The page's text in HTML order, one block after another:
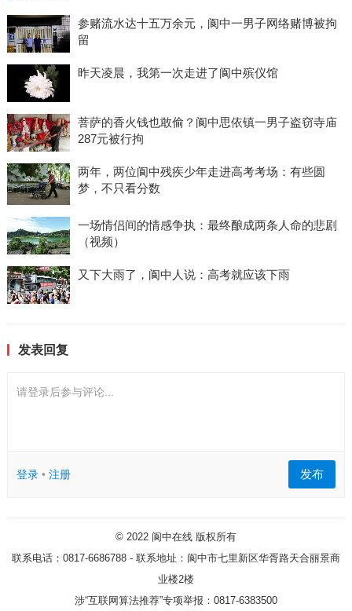
参赌流水达十五万余元，阆中一男子网络赌博被拘
留
昨天凌晨，我第一次走进了阆中殡仪馆
菩萨的香火钱也敢偷？阆中思依镇一男子盗窃寺庙
287元被行拘
两年，两位阆中残疾少年走进高考考场：有些圆
梦，不只看分数
一场情侣间的情感争执：最终酿成两条人命的悲剧
（视频）
又下大雨了，阆中人说：高考就应该下雨
发表回复
请登录后参与评论...
登录• 注册 发布
© 2022 阆中在线版权所有
联系电话：0817-6686788 - 联系地址：阆中市七里新区华胥路天合丽景商
业楼2楼
涉“互联网算法推荐”专项举报：0817-6383500